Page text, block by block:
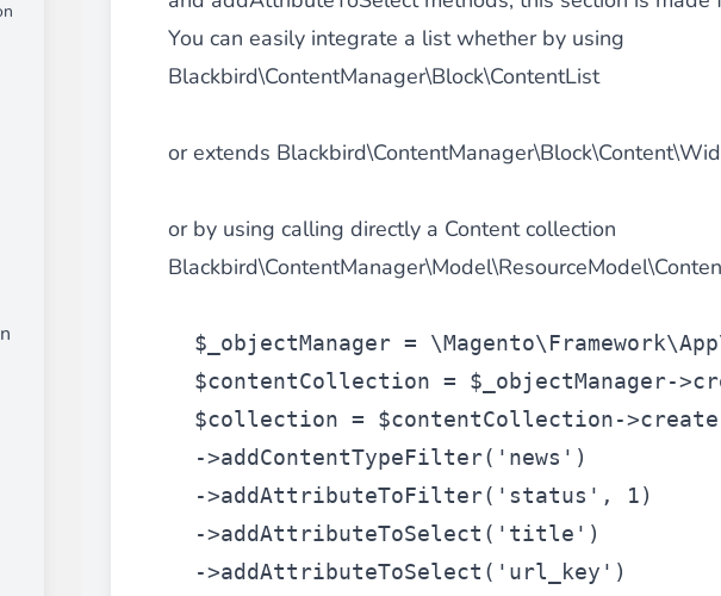
Manager
vos
pour l'intégration des paiements via le groupe Crédit Mutuel.
de votre boutique en générant desBundles JS optimiséspour Magento.
You can easily integrate a list whether by using
Blackbird\ContentManager\Block\ContentList
or extends
or by using calling directly a Content collection
$_objectManager =
$contentCollection = $_objectManager-
$collection = $contentCollection-
->addContentTypeFilter( 'news' )
->addAttributeToFilter( 'status' , 1)
->addAttributeToSelect( 'title' )
->addAttributeToSelect( 'url_key' )